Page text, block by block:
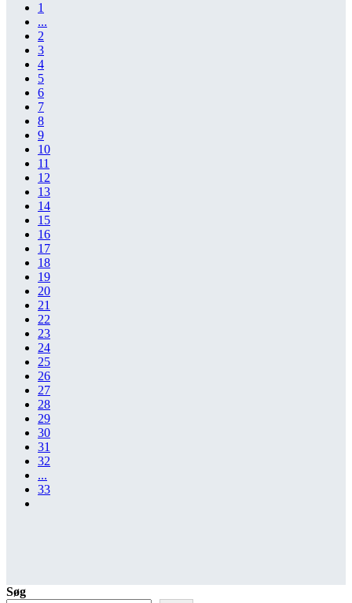
1
...
2
3
4
5
6
7
8
9
10
11
12
13
14
15
16
17
18
19
20
21
22
23
24
25
26
27
28
29
30
31
32
...
33
Søg